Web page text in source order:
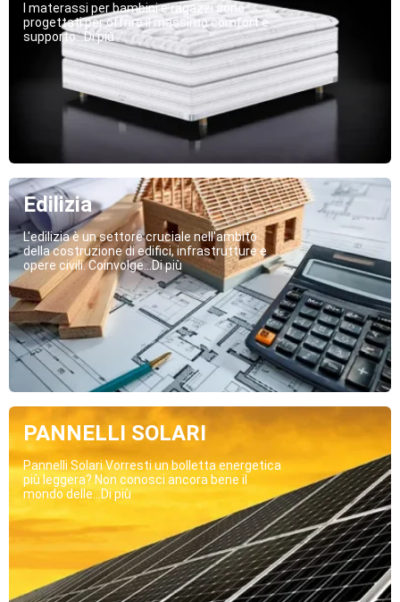
I materassi per bambini e ragazzi sono
progettati per offrire il massimo comfort e
supporto...Di più
Edilizia
L'edilizia è un settore cruciale nell'ambito
della costruzione di edifici, infrastrutture e
opere civili. Coinvolge...Di più
PANNELLI SOLARI
Pannelli Solari Vorresti un bolletta energetica
più leggera? Non conosci ancora bene il
mondo delle...Di più